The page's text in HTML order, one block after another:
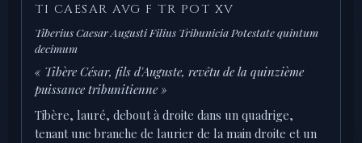
TI CAESAR AVG F TR POT XV
Tiberius Caesar Augusti Filius Tribunicia Potestate quintum
decimum
« Tibère César, fils d'Auguste, revêtu de la quinzième
puissance tribunitienne »
Tibère, lauré, debout à droite dans un quadrige,
tenant une branche de laurier de la main droite et un